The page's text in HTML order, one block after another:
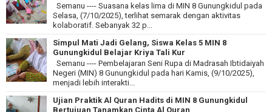
Semanu ---- Suasana kelas lima di MIN 8 Gunungkidul pada
Selasa, (7/10/2025), terlihat semarak dengan aktivitas
kolaboratif. Sebanyak 32 p...
Simpul Mati Jadi Gelang, Siswa Kelas 5 MIN 8
Gunungkidul Belajar Kriya Tali Kur
Semanu ---- Pembelajaran Seni Rupa di Madrasah Ibtidaiyah
Negeri (MIN) 8 Gunungkidul pada hari Kamis, (9/10/2025),
menjadi lebih interakti...
Ujian Praktik Al Quran Hadits di MIN 8 Gunungkidul
Bertujuan Tanamkan Cinta Al Quran